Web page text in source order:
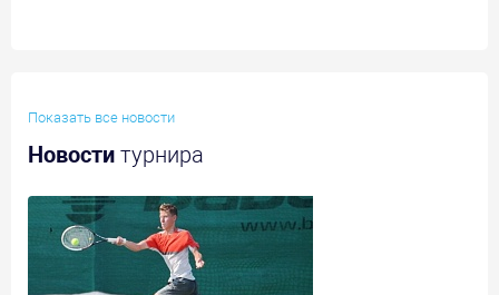
Показать все новости
Новости турнира